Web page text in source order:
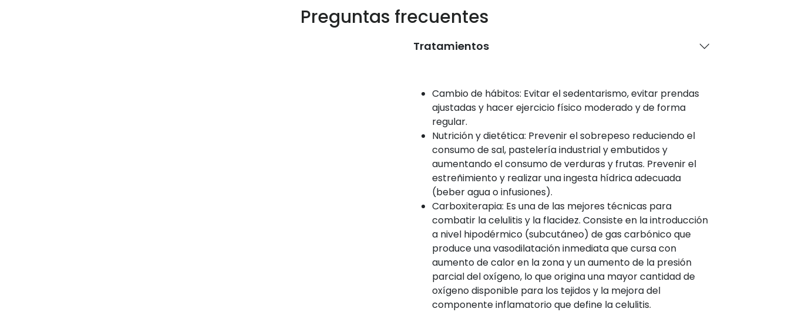
Preguntas frecuentes
Tratamientos
Cambio de hábitos: Evitar el sedentarismo, evitar prendas
ajustadas y hacer ejercicio físico moderado y de forma
regular.
Nutrición y dietética: Prevenir el sobrepeso reduciendo el
consumo de sal, pastelería industrial y embutidos y
aumentando el consumo de verduras y frutas. Prevenir el
estreñimiento y realizar una ingesta hídrica adecuada
(beber agua o infusiones).
Carboxiterapia: Es una de las mejores técnicas para
combatir la celulitis y la flacidez. Consiste en la introducción
a nivel hipodérmico (subcutáneo) de gas carbónico que
produce una vasodilatación inmediata que cursa con
aumento de calor en la zona y un aumento de la presión
parcial del oxígeno, lo que origina una mayor cantidad de
oxígeno disponible para los tejidos y la mejora del
componente inflamatorio que define la celulitis.